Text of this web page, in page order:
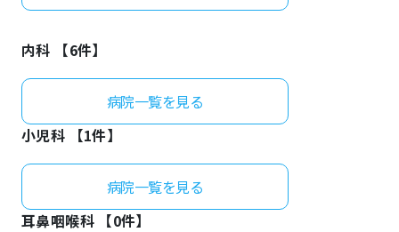
内科 【6件】
病院一覧を見る
小児科 【1件】
病院一覧を見る
耳鼻咽喉科 【0件】